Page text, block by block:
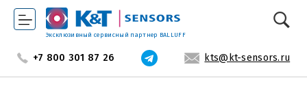
Эксклюзивный сервисный партнер BALLUFF
+7 800 301 87 26 kts@kt-sensors.ru